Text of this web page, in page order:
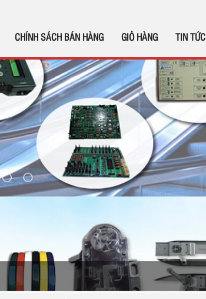
CHÍNH SÁCH BÁN HÀNG GIỎ HÀNG TIN TỨC